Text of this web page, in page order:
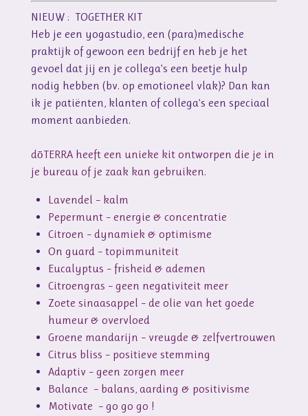
NIEUW : TOGETHER KIT
Heb je een yogastudio, een (para)medische
praktijk of gewoon een bedrijf en heb je het
gevoel dat jij en je collega’s een beetje hulp
nodig hebben (bv. op emotioneel vlak)? Dan kan
ik je patiënten, klanten of collega’s een speciaal
moment aanbieden.
dōTERRA heeft een unieke kit ontworpen die je in
je bureau of je zaak kan gebruiken.
Lavendel – kalm
Pepermunt – energie & concentratie
Citroen – dynamiek & optimisme
On guard – topimmuniteit
Eucalyptus – frisheid & ademen
Citroengras – geen negativiteit meer
Zoete sinaasappel – de olie van het goede
humeur & overvloed
Groene mandarijn – vreugde & zelfvertrouwen
Citrus bliss – positieve stemming
Adaptiv – geen zorgen meer
Balance – balans, aarding & positivisme
Motivate – go go go !